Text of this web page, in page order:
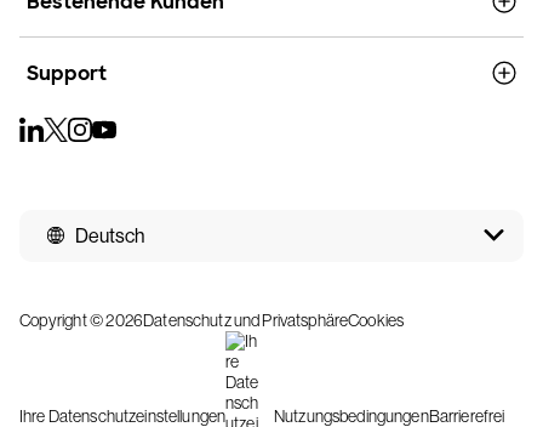
Support
Deutsch
Copyright © 2026Datenschutz und PrivatsphäreCookies
Ihre Datenschutzeinstellungen NutzungsbedingungenBarrierefrei